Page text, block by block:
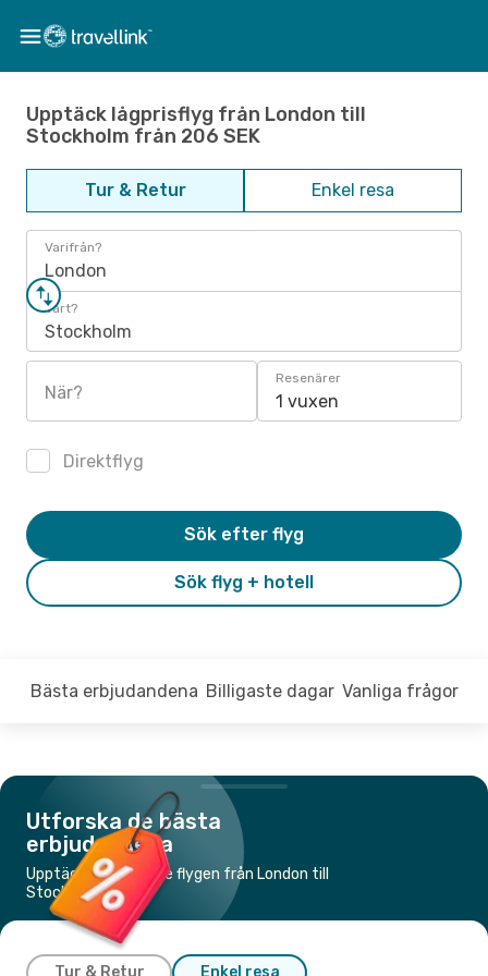
Upptäck lågprisflyg från London till
Stockholm från 206 SEK
Tur & Retur Enkel resa
Varifrån?
London
Vart?
Stockholm
När?
Resenärer
1 vuxen
Direktflyg
Sök flyg + hotell
Sök efter flyg
Bästa erbjudandena Billigaste dagar Vanliga frågor
Utforska de bästa
erbjudandena
Upptäck de billigaste flygen från London till
Stockholm
Tur & Retur Enkel resa